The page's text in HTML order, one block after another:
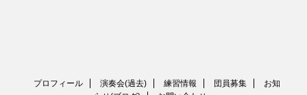
プロフィール 演奏会(過去) 練習情報 団員募集
お知